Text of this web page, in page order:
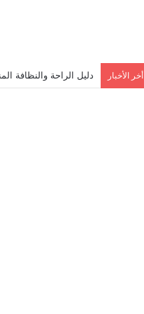
أخر الأخبار دليل الراحة والنظافة